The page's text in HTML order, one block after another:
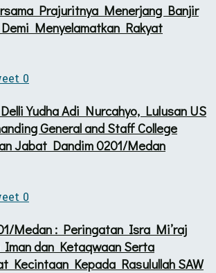
Prajuritnya Menerjang Banjir
Menyelamatkan Rakyat
0
Yudha Adi Nurcahyo, Lulusan US
General and Staff College
Jabat Dandim 0201/Medan
0
Medan : Peringatan Isra Mi’raj
dan Ketaqwaan Serta
Kecintaan Kepada Rasulullah SAW